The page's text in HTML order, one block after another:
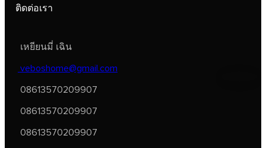
ติดต่อเรา
เหยียนมี่ เฉิน
veboshome@gmail.com
08613570209907
08613570209907
08613570209907